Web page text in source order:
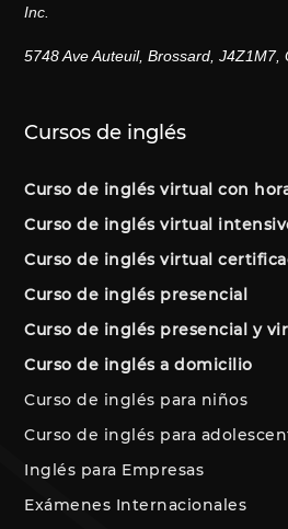
Inc.
5748 Ave Auteuil, Brossard, J4Z1M7,
Cursos de inglés
Curso de inglés virtual con
Curso de inglés virtual
Curso de inglés virtual
Curso de inglés presencial
Curso de inglés presencial y
Curso de inglés a domicilio
Curso de inglés para niños
Curso de inglés para
Inglés para Empresas
Exámenes Internacionales